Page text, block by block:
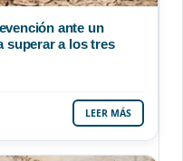
ante un
superar a los tres
LEER MÁS